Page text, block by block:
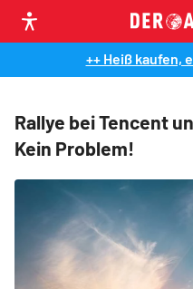
++ Heiß kaufen,
Rallye bei Tencent
Kein Problem!